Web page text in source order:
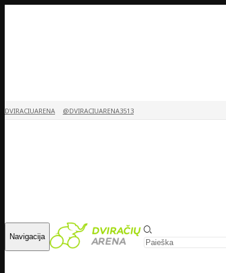
DVIRACIUARENA @DVIRACIUARENA3513
Navigacija